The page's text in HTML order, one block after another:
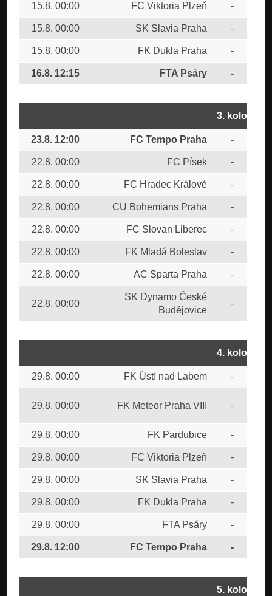
15.8. 00:00 FC Viktoria Plzeň -
15.8. 00:00 SK Slavia Praha -
15.8. 00:00 FK Dukla Praha -
16.8. 12:15 FTA Psáry -
3. kolo
23.8. 12:00 FC Tempo Praha -
22.8. 00:00 FC Písek -
22.8. 00:00 FC Hradec Králové -
22.8. 00:00 CU Bohemians Praha -
22.8. 00:00 FC Slovan Liberec -
22.8. 00:00 FK Mladá Boleslav -
22.8. 00:00 AC Sparta Praha -
22.8. 00:00
SK Dynamo České
Budějovice
-
4. kolo
29.8. 00:00 FK Ústí nad Labem -
29.8. 00:00 FK Meteor Praha VIII -
29.8. 00:00 FK Pardubice -
29.8. 00:00 FC Viktoria Plzeň -
29.8. 00:00 SK Slavia Praha -
29.8. 00:00 FK Dukla Praha -
29.8. 00:00 FTA Psáry -
29.8. 12:00 FC Tempo Praha -
5. kolo